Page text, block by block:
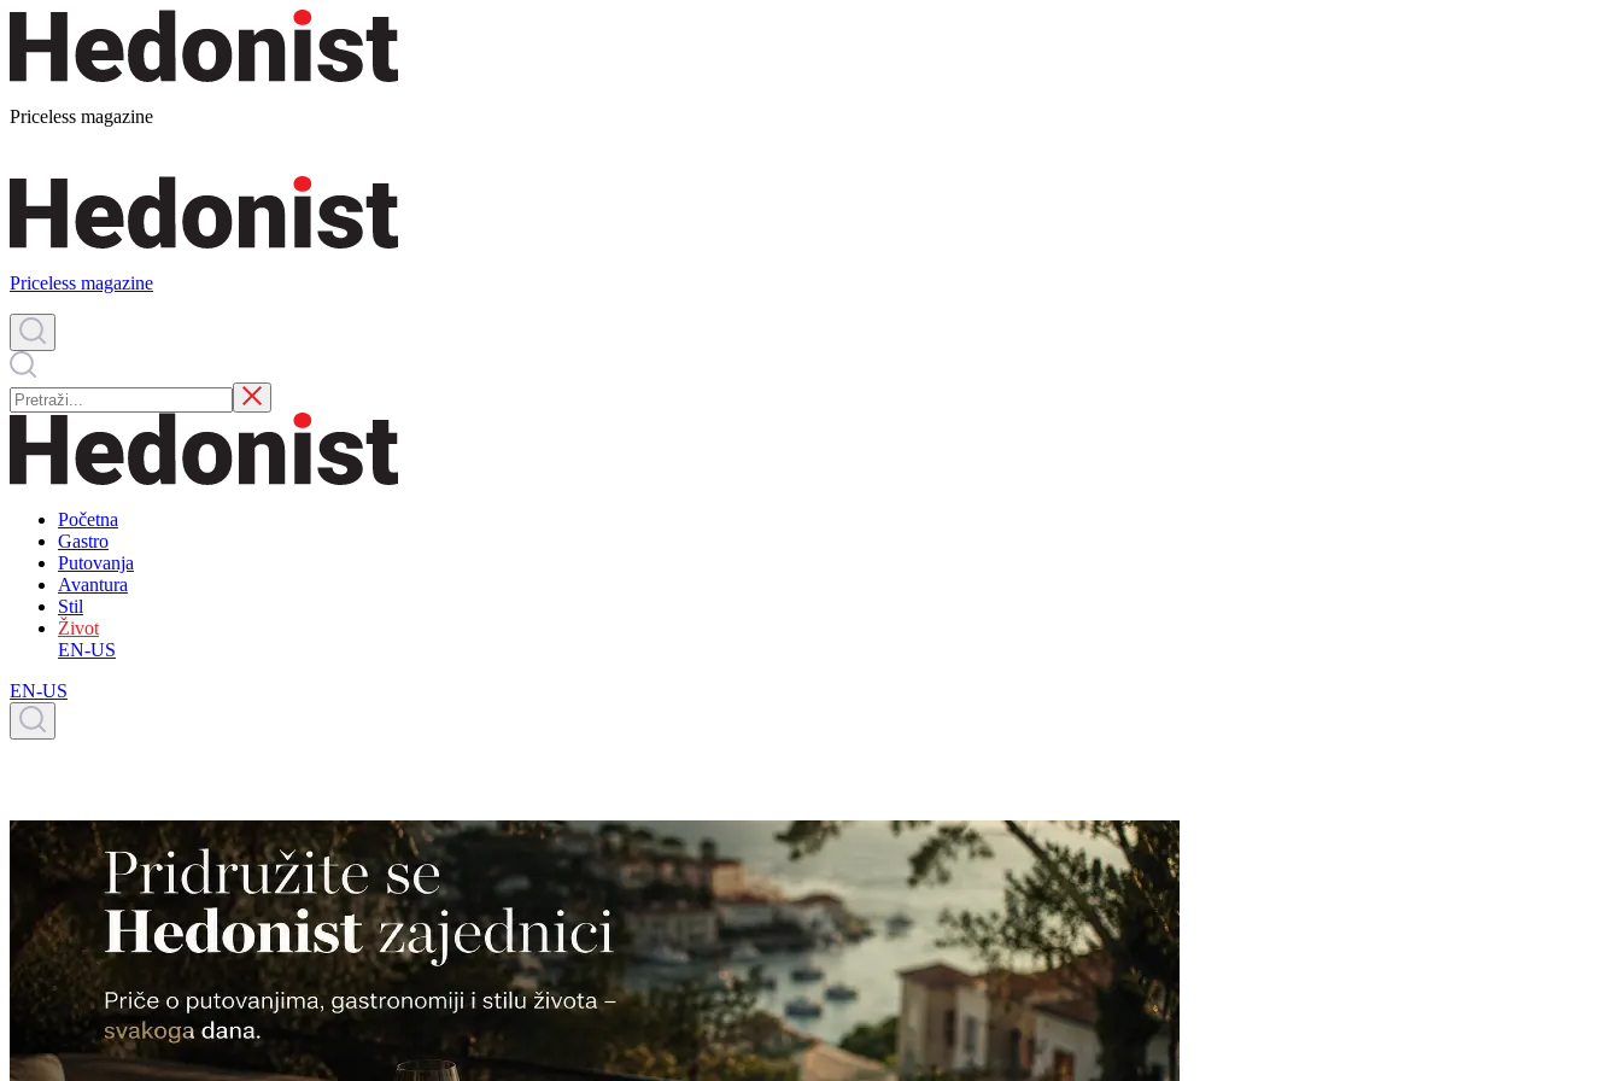
Priceless magazine
Priceless magazine
Početna
Gastro
Putovanja
Avantura
Stil
Život
EN-US
EN-US